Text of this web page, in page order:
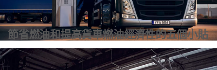
節省燃油和提高貨車燃油經濟性的五個小貼
士